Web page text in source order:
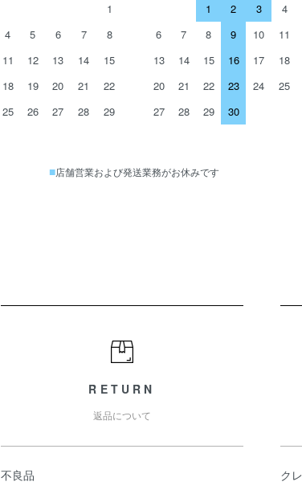
1
4 5 6 7
8
11 12 13 14
15
18 19 20 21
22
25 26 27 28
29
1
2 3 4
6
7 8 9 10 11
13
14 15 16 17 18
20
21 22 23 24 25
27
28 29 30
■店舗営業および発送業務がお休みです
RETURN
返品について
不良品
ク